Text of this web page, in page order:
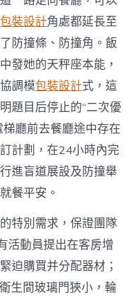
包裝設計角處都延長至
防撞條、防撞角。飯
發她的天秤座本能，
調模包裝設計式，這
題目后停止的“二次優
廳前去餐廳途中存在
計劃，在24小時內完
進盲道展設及防撞舉
餐平安。
特別需求，保證團隊
活動員提出在客房增
迫購買并分配器材；
生間玻璃門狹小，輪